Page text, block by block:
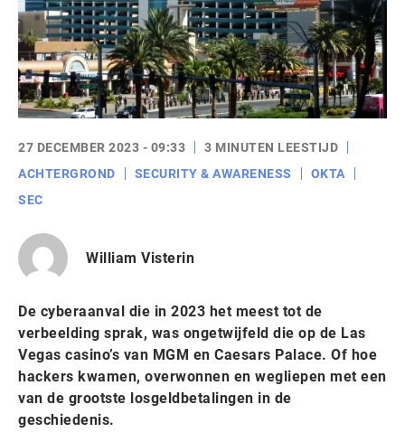
27 DECEMBER 2023 - 09:33
3 MINUTEN LEESTIJD
ACHTERGROND
SECURITY & AWARENESS
OKTA
SEC
William Visterin
De cyberaanval die in 2023 het meest tot de
verbeelding sprak, was ongetwijfeld die op de Las
Vegas casino’s van MGM en Caesars Palace. Of hoe
hackers kwamen, overwonnen en wegliepen met een
van de grootste losgeldbetalingen in de
geschiedenis.